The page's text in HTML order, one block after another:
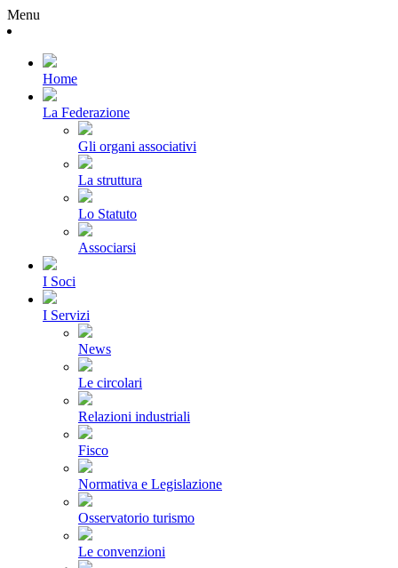
Menu
Home
La Federazione
Gli organi associativi
La struttura
Lo Statuto
Associarsi
I Soci
I Servizi
News
Le circolari
Relazioni industriali
Fisco
Normativa e Legislazione
Osservatorio turismo
Le convenzioni